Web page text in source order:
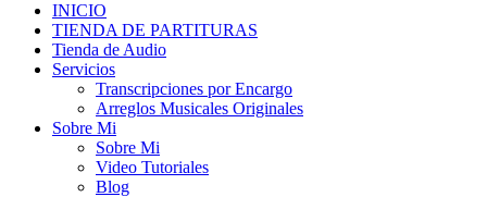
INICIO
TIENDA DE PARTITURAS
Tienda de Audio
Servicios
Transcripciones por Encargo
Arreglos Musicales Originales
Sobre Mi
Sobre Mi
Video Tutoriales
Blog